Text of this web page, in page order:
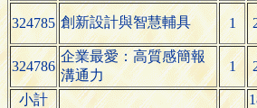
324785 創新設計與智慧輔具 1
324786
企業最愛：高質感簡報
溝通力
1
小計